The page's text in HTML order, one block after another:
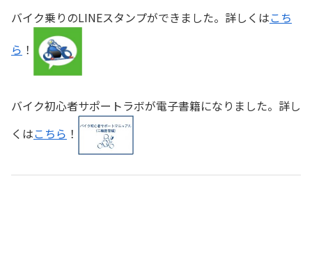
バイク乗りのLINEスタンプができました。詳しくはこち
ら ！
バイク初心者サポートラボが電子書籍になりました。詳し
くはこちら ！